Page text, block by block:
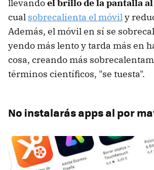
llevandoel brillo de la pantalla
cual sobrecalienta el móvily
Además, el móvil en sí se
yendo más lento y tarda más en
cosa, creando más
términos científicos, "se tuesta".
No instalarás apps al por